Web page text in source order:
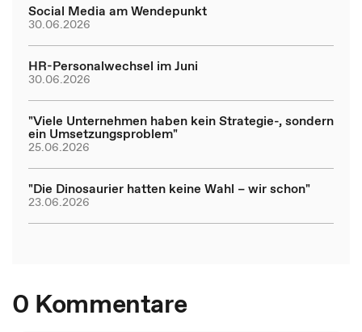
Social Media am Wendepunkt
30.06.2026
HR-Personalwechsel im Juni
30.06.2026
"Viele Unternehmen haben kein Strategie-, sondern
ein Umsetzungsproblem"
25.06.2026
"Die Dinosaurier hatten keine Wahl – wir schon"
23.06.2026
0 Kommentare